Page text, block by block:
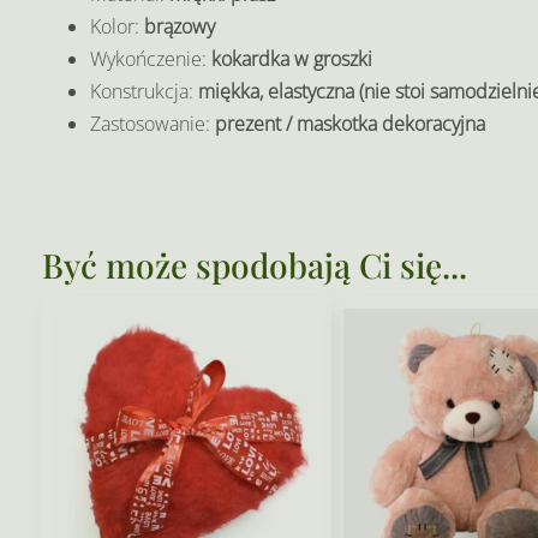
Kolor: brązowy
Wykończenie: kokardka w groszki
Konstrukcja: miękka, elastyczna (nie stoi
Zastosowanie: prezent / maskotka dekoracyjna
Być może spodobają Ci się...